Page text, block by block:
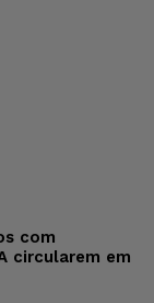
com
circularem em